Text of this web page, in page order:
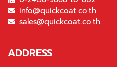
info@quickcoat.co.th
sales@quickcoat.co.th
ADDRESS